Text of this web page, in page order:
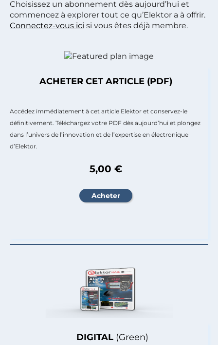
Choisissez un abonnement dès aujourd’hui et
commencez à explorer tout ce qu’Elektor a à offrir.
Connectez-vous ici si vous êtes déjà membre.
DIGITAL (Green)
ACHETER CET ARTICLE (PDF)
Accédez immédiatement à cet article Elektor et conservez-le
définitivement. Téléchargez votre PDF dès aujourd’hui et plongez
dans l’univers de l’innovation et de l’expertise en électronique
d’Elektor.
5,00 €